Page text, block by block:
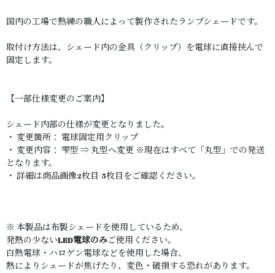
国内の工場で熟練の職人によって製作されたランプシェードです。
取付け方法は、シェード内の金具（クリップ）を電球に直接挟んで
固定します。
【一部仕様変更のご案内】
シェード内部の仕様が変更となりました。
・ 変更箇所： 電球固定用クリップ
・ 変更内容： 雫型 ⇒ 丸型へ変更 ※現在はすべて「丸型」での発送
となります。
・ 詳細は商品画像2枚目/5枚目をご確認ください。
※ 本製品は布製シェードを使用しているため、
発熱の少ないLED電球のみご使用ください。
白熱電球・ハロゲン電球などを使用した場合、
熱によりシェードが焦げたり、変色・破損する恐れがあります。